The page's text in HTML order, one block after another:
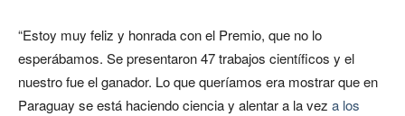
“Estoy muy feliz y honrada con el Premio, que no lo
esperábamos. Se presentaron 47 trabajos científicos y el
nuestro fue el ganador. Lo que queríamos era mostrar que en
Paraguay se está haciendo ciencia y alentar a la vez a los